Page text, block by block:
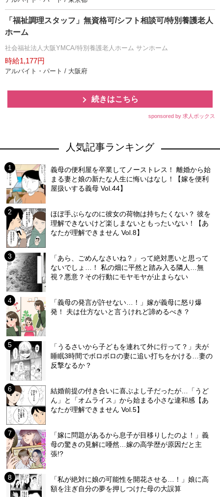
「福祉調理スタッフ」無資格可/シフト相談可/特別養護老人
ホーム
社会福祉法人大阪YMCA/特別養護老人ホーム サンホーム
時給1,177円
アルバイト・パート / 大阪府
続きはこちら
sponsored by 求人ボックス
人気記事ランキング
義母の便利屋を卒業してノーストレス！ 離婚から始
まる妻と娘の新たな人生に悔いはなし！【嫁を便利
屋扱いする義母 Vol.44】
ほぼ手ぶらなのに彼女の荷物は持ちたくない？ 彼を
理解できないけど楽しまないともったいない！【あ
なたが理解できません Vol.8】
「あら、ごめんなさいね？」って絶対悪いと思って
ないでしょ…！ 私の畑に平然と踏み入る隣人…無
視？悪意？その行動にモヤモヤが止まらない
「義母の発言が許せない…！」嫁が義母に怒り爆
発！ 夫は仕方ないと言うけれど諦めるべき？
「うるさいから子どもを連れて外に行って？」夫が
睡眠3時間でボロボロの妻に追い打ちをかける…妻の
反撃なるか？
結婚前提の付き合いに喜ぶよし子だったが…「うど
ん」と「オムライス」から始まる小さな違和感【あ
なたが理解できません Vol.5】
「嫁に問題があるから息子が目移りしたのよ！」義
母の驚きの見解に唖然…嫁の高学歴が原因だと主
張!?
「私が絶対に娘の可能性を開花させる…！」娘に高
額を注ぎ自分の夢を押しつけた母の大誤算